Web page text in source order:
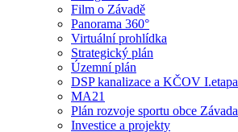
Film o Závadě
Panorama 360°
Virtuální prohlídka
Strategický plán
Územní plán
DSP kanalizace a KČOV I.etapa
MA21
Plán rozvoje sportu obce Závada
Investice a projekty